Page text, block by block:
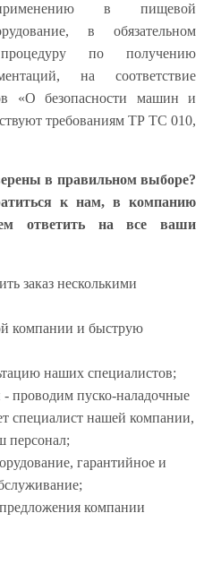
в пищевой
в обязательном
по получению
на соответствие
«О безопасности машин и
требованиям ТР ТС 010,
в правильном выборе?
к нам, в компанию
ответить на все ваши
заказ несколькими
компании и быструю
наших специалистов;
- проводим пуско-наладочные
специалист нашей компании,
персонал;
гарантийное и
компании